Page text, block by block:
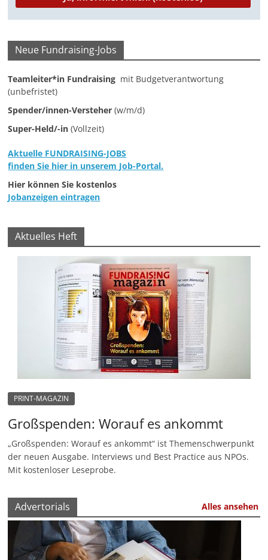
Neue Fundraising-Jobs
Teamleiter*in Fundraising mit Budgetverantwortung
(unbefristet)
Spender/innen-Versteher (w/m/d)
Super-Held/-in (Vollzeit)
Aktuelle FUNDRAISING-JOBS
finden Sie hier in unserem Job-Portal.
Hier können Sie kostenlos
Jobanzeigen eintragen
Aktuelles Heft
PRINT-MAGAZIN
Großspenden: Worauf es ankommt
„Großspenden: Worauf es ankommt“ ist Themenschwerpunkt
der neuen Ausgabe. Interviews und Best Practice aus NPOs.
Mit kostenloser Leseprobe.
Advertorials Alles ansehen